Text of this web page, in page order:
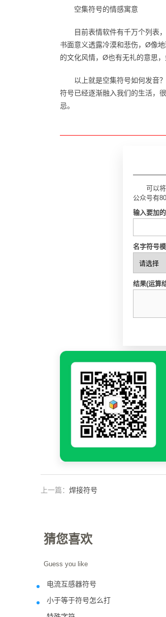
空集符号的情感寓意
目前表情软件有千万个列表
书面意义透露冷漠和悲伤，Ø像
的文化风情，Ø也有无礼的意思
以上就是空集符号如何发音
符号已经逐渐融入我们的生活，
忌。
可以
公众号有
输入要加
名字符号
结果(运算
上一篇：焊接符号
猜您喜欢
Guess you like
电流互感器符号
小于等于符号怎么打